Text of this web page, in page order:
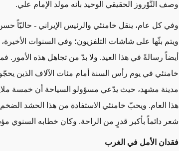
وصف النَّوْروز الحقيقي الوحيد بأنه مولد الإمام علي.
وفي كل عام، ينقل خامنئي والرئيس الإيراني - حاليّاً
ويتم بثّها على شاشات التلفزيون؛ وفي السنوات
أيضاً رسالةً في هذا العيد. ولا بدّ من تجاهل هذه الأمور.
خامنئي في يوم رأس السنة أمام مئات الآلاف الذين
مدينة مشهد، حيث يدّعي مسؤولو السياحة أن خمسة
هذا العام. ويحبّ خامنئي الاستفادة من هذا الحشد
شعر دائماً بأكبر قدرٍ من الراحة. وكان خطابه السنوي
فقدان الأمل في الغرب